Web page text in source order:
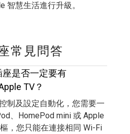
智慧生活進行升級。
常見問答
座是否一定要有
TV？
制及設定自動化，您需要一
、HomePod mini 或 Apple
，您只能在連接相同 Wi-Fi